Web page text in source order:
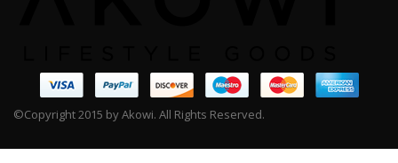
©Copyright 2015 by Akowi. All Rights Reserved.